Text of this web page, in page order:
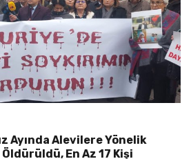
Ayında Alevilere Yönelik
En Az 17 Kişi